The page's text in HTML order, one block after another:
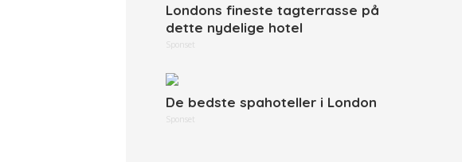
Londons fineste tagterrasse på
dette nydelige hotel
Sponset
De bedste spahoteller i London
Sponset